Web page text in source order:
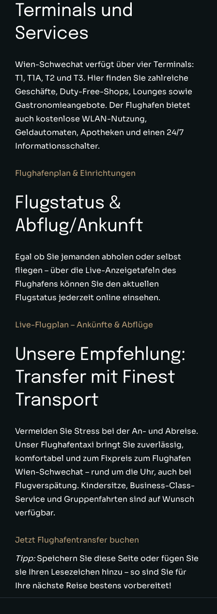
Terminals und
Services
Wien-Schwechat verfügt über vier Terminals:
T1, T1A, T2 und T3. Hier finden Sie zahlreiche
Geschäfte, Duty-Free-Shops, Lounges sowie
Gastronomieangebote. Der Flughafen bietet
auch kostenlose WLAN-Nutzung,
Geldautomaten, Apotheken und einen 24/7
Informationsschalter.
Flughafenplan & Einrichtungen
Flugstatus &
Abflug/Ankunft
Egal ob Sie jemanden abholen oder selbst
fliegen – über die Live-Anzeigetafeln des
Flughafens können Sie den aktuellen
Flugstatus jederzeit online einsehen.
Live-Flugplan – Ankünfte & Abflüge
Unsere Empfehlung:
Transfer mit Finest
Transport
Vermeiden Sie Stress bei der An- und Abreise.
Unser Flughafentaxi bringt Sie zuverlässig,
komfortabel und zum Fixpreis zum Flughafen
Wien-Schwechat – rund um die Uhr, auch bei
Flugverspätung. Kindersitze, Business-Class-
Service und Gruppenfahrten sind auf Wunsch
verfügbar.
Jetzt Flughafentransfer buchen
Tipp:Speichern Sie diese Seite oder fügen Sie
sie Ihren Lesezeichen hinzu – so sind Sie für
Ihre nächste Reise bestens vorbereitet!